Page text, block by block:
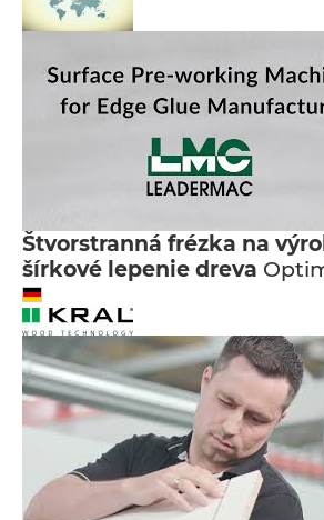
Štvorstranná frézka na
šírkové lepenie dreva